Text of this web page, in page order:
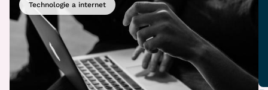
Technologie a internet